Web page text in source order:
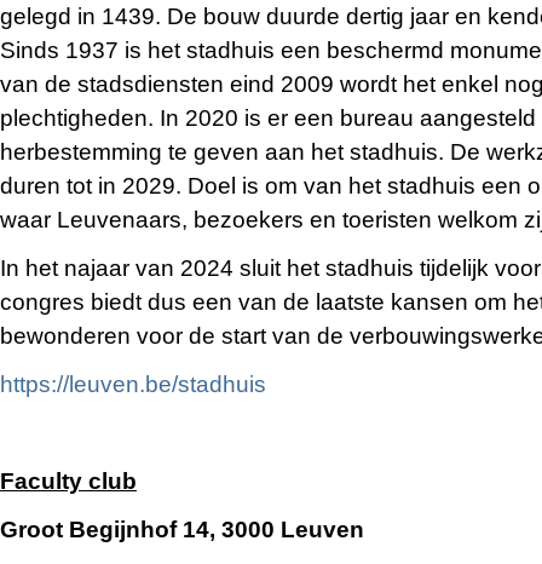
gelegd in 1439. De bouw duurde dertig jaar en
Sinds 1937 is het stadhuis een beschermd
van de stadsdiensten eind 2009 wordt het enkel
plechtigheden. In 2020 is er een bureau aangesteld
herbestemming te geven aan het stadhuis. De
duren tot in 2029. Doel is om van het stadhuis een
waar Leuvenaars, bezoekers en toeristen welkom
In het najaar van 2024 sluit het stadhuis tijdelijk
congres biedt dus een van de laatste kansen om
bewonderen voor de start van de
https://leuven.be/stadhuis
Faculty club
Groot Begijnhof 14, 3000 Leuven